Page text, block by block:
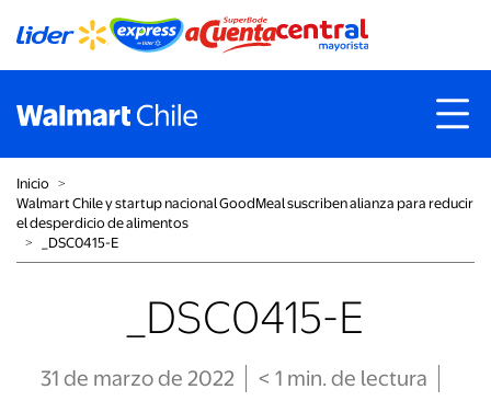
Inicio ˃
Walmart Chile y startup nacional GoodMeal suscriben alianza para reducir
el desperdicio de alimentos
˃
_DSC0415-E
_DSC0415-E
31 de marzo de 2022 < 1 min. de lectura